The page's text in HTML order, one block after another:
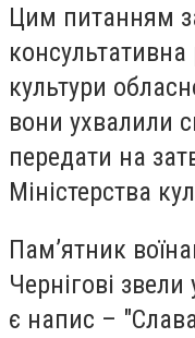
Цим питанням
культури
вони ухвалили
передати на
Міністерства
Пам’ятник
Чернігові
є напис –